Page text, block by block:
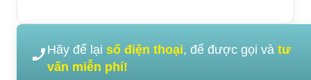
Hãy để lại số điện thoại, để được gọi và tư
vấn miễn phí!